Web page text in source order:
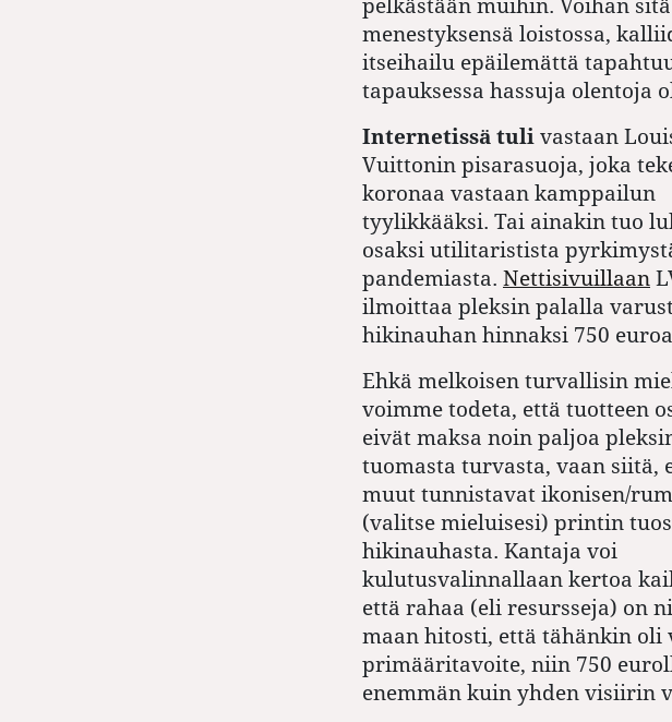
menestyksensä loistossa,
itseihailu epäilemättä
tapauksessa hassuja olentoja
Internetissä tuli vastaan
Vuittonin pisarasuoja, joka
koronaa vastaan kamppailun
tyylikkääksi. Tai ainakin tuo
osaksi utilitaristista
pandemiasta. Nettisivuillaan
ilmoittaa pleksin palalla
hikinauhan hinnaksi 750
Ehkä melkoisen turvallisin
voimme todeta, että tuotteen
eivät maksa noin paljoa
tuomasta turvasta, vaan siitä,
muut tunnistavat ikonisen/
(valitse mieluisesi) printin
hikinauhasta. Kantaja voi
kulutusvalinnallaan kertoa
että rahaa (eli resursseja) on
maan hitosti, että tähänkin oli
primääritavoite, niin 750
enemmän kuin yhden visiirin